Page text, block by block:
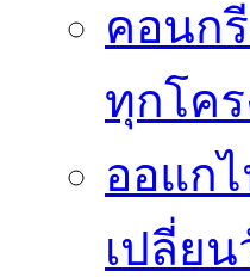
คอนก
ทุกโค
ออแก
เปลี่ย